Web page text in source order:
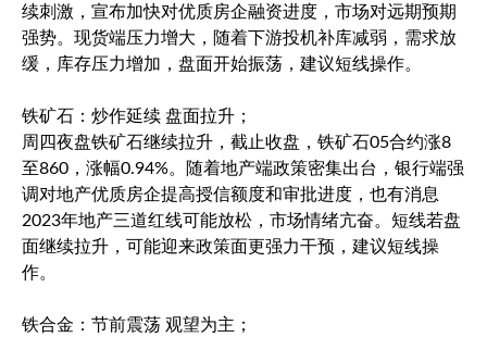
续刺激，宣布加快对优质房企融资进度，市场对远期预期
强势。现货端压力增大，随着下游投机补库减弱，需求放
缓，库存压力增加，盘面开始振荡，建议短线操作。
铁矿石：炒作延续 盘面拉升；
周四夜盘铁矿石继续拉升，截止收盘，铁矿石05合约涨8
至860，涨幅0.94%。随着地产端政策密集出台，银行端强
调对地产优质房企提高授信额度和审批进度，也有消息
2023年地产三道红线可能放松，市场情绪亢奋。短线若盘
面继续拉升，可能迎来政策面更强力干预，建议短线操
作。
铁合金：节前震荡 观望为主；